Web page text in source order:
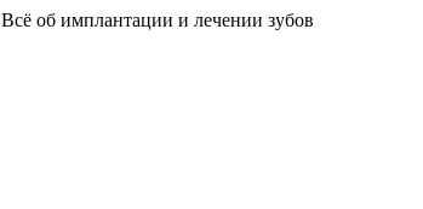
Всё об имплантации и лечении зубов